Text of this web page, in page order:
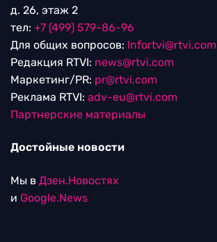
д. 26, этаж 2
тел: +7 (499) 579-86-96
Для общих вопросов: Infortvi@rtvi.com
Редакция RTVI: news@rtvi.com
Маркетинг/PR: pr@rtvi.com
Реклама RTVI: adv-eu@rtvi.com
Партнерские материалы
Достойные новости
Мы в Дзен.Новостях
и Google.News